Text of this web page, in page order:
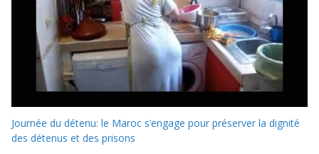
Journée du détenu: le Maroc s’engage pour préserver la dignité
des détenus et des prisons